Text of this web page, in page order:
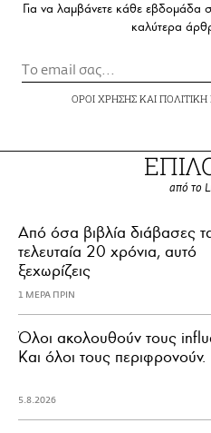
Για να λαμβάνετε κάθε εβδομάδα
καλύτερα
ΟΡΟΙ ΧΡΗΣΗΣΚΑΙ
από το
Από όσα βιβλία διάβασες
τελευταία 20 χρόνια, αυτό
ξεχωρίζεις
1 ΜΕΡΑ ΠΡΙΝ
Όλοι ακολουθούν τους
Και όλοι τους περιφρονούν.
5.8.2026